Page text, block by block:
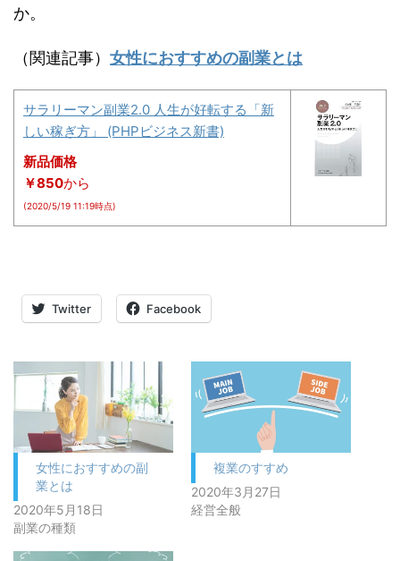
か。
（関連記事） 女性におすすめの副業とは
サラリーマン副業2.0 人生が好転する「新
しい稼ぎ方」 (PHPビジネス新書)
新品価格
￥850から
(2020/5/19 11:19時点)
Twitter Facebook
女性におすすめの副
業とは
2020年5月18日
副業の種類
複業のすすめ
2020年3月27日
経営全般